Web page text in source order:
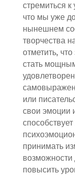
стремиться
что мы уже
нынешнем
творчества
отметить,
стать
или
свои эмоции
принимать
возможности
повысить